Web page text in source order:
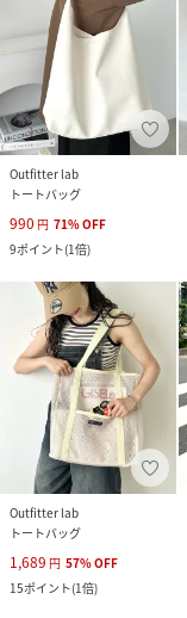
Outfitter lab
トートバッグ
990 円 71%OFF
9ポイント(1倍)
Outfitter lab
トートバッグ
1,689 円 57%OFF
15ポイント(1倍)